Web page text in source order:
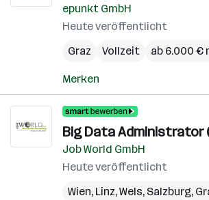
epunkt GmbH
Heute veröffentlicht
Graz
Vollzeit ab 6.000 €
Merken
Big Data Administrator
Job World GmbH
Heute veröffentlicht
Wien, Linz,Wels, Salzburg,